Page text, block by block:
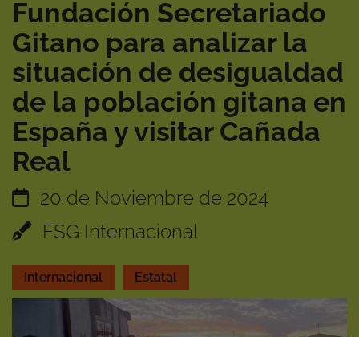
Fundación Secretariado
Gitano para analizar la
situación de desigualdad
de la población gitana en
España y visitar Cañada
Real
20 de Noviembre de 2024
FSG Internacional
Internacional Estatal